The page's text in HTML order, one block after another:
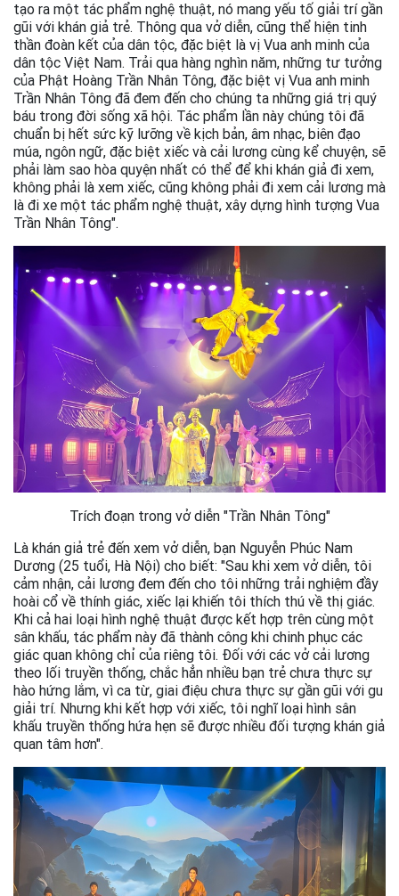
tạo ra một tác phẩm nghệ thuật, nó mang yếu tố giải trí gần
gũi với khán giả trẻ. Thông qua vở diễn, cũng thể hiện tinh
thần đoàn kết của dân tộc, đặc biệt là vị Vua anh minh của
dân tộc Việt Nam. Trải qua hàng nghìn năm, những tư tưởng
của Phật Hoàng Trần Nhân Tông, đặc biệt vị Vua anh minh
Trần Nhân Tông đã đem đến cho chúng ta những giá trị quý
báu trong đời sống xã hội. Tác phẩm lần này chúng tôi đã
chuẩn bị hết sức kỹ lưỡng về kịch bản, âm nhạc, biên đạo
múa, ngôn ngữ, đặc biệt xiếc và cải lương cùng kể chuyện, sẽ
phải làm sao hòa quyện nhất có thể để khi khán giả đi xem,
không phải là xem xiếc, cũng không phải đi xem cải lương mà
là đi xe một tác phẩm nghệ thuật, xây dựng hình tượng Vua
Trần Nhân Tông".
Trích đoạn trong vở diễn "Trần Nhân Tông"
Là khán giả trẻ đến xem vở diễn, bạn Nguyễn Phúc Nam
Dương (25 tuổi, Hà Nội) cho biết: "Sau khi xem vở diễn, tôi
cảm nhận, cải lương đem đến cho tôi những trải nghiệm đầy
hoài cổ về thính giác, xiếc lại khiến tôi thích thú về thị giác.
Khi cả hai loại hình nghệ thuật được kết hợp trên cùng một
sân khấu, tác phẩm này đã thành công khi chinh phục các
giác quan không chỉ của riêng tôi. Đối với các vở cải lương
theo lối truyền thống, chắc hẳn nhiều bạn trẻ chưa thực sự
hào hứng lắm, vì ca từ, giai điệu chưa thực sự gần gũi với gu
giải trí. Nhưng khi kết hợp với xiếc, tôi nghĩ loại hình sân
khấu truyền thống hứa hẹn sẽ được nhiều đối tượng khán giả
quan tâm hơn".